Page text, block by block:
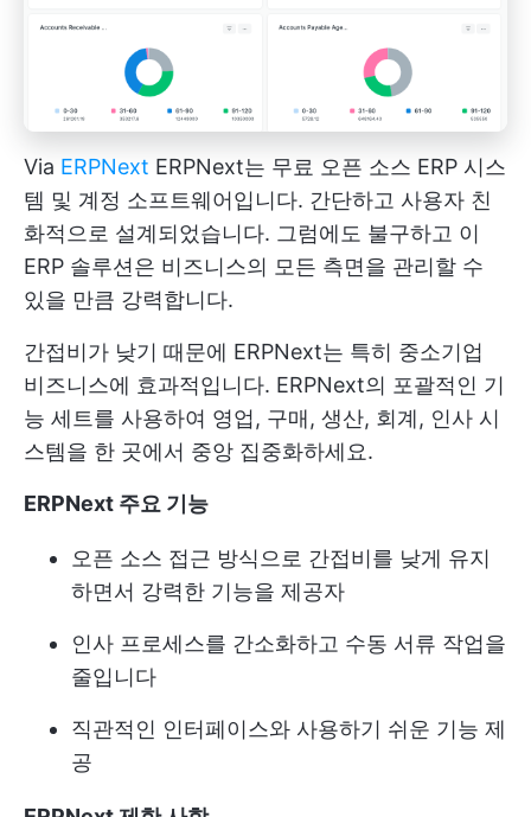
Via ERPNext ERPNext는 무료 오픈 소스 ERP 시스
템 및 계정 소프트웨어입니다. 간단하고 사용자 친
화적으로 설계되었습니다. 그럼에도 불구하고 이
ERP 솔루션은 비즈니스의 모든 측면을 관리할 수
있을 만큼 강력합니다.
간접비가 낮기 때문에 ERPNext는 특히 중소기업
비즈니스에 효과적입니다. ERPNext의 포괄적인 기
능 세트를 사용하여 영업, 구매, 생산, 회계, 인사 시
스템을 한 곳에서 중앙 집중화하세요.
ERPNext 주요 기능
오픈 소스 접근 방식으로 간접비를 낮게 유지
하면서 강력한 기능을 제공자
인사 프로세스를 간소화하고 수동 서류 작업을
줄입니다
직관적인 인터페이스와 사용하기 쉬운 기능 제
공